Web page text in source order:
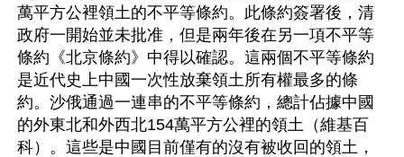
萬平方公裡領土的不平等條約。此條約簽署後，清
政府一開始並未批准，但是兩年後在另一項不平等
條約《北京條約》中得以確認。這兩個不平等條約
是近代史上中國一次性放棄領土所有權最多的條
約。沙俄通過一連串的不平等條約，總計佔據中國
的外東北和外西北154萬平方公裡的領土（維基百
科）。這些是中國目前僅有的沒有被收回的領土，